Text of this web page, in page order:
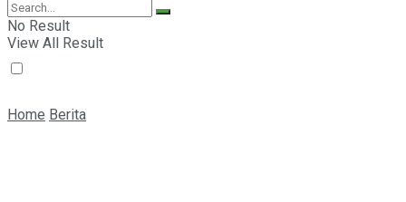
E-Magazine
No Result
View All Result
Home Berita